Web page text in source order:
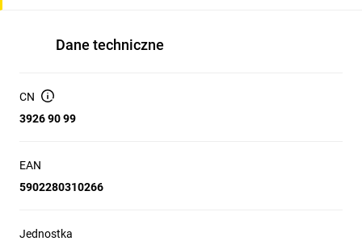
Dane techniczne
CN
3926 90 99
EAN
5902280310266
Jednostka